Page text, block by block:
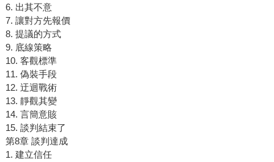
6. 出其不意
7. 讓對方先報價
8. 提議的方式
9. 底線策略
10. 客觀標準
11. 偽裝手段
12. 迂迴戰術
13. 靜觀其變
14. 言簡意賅
15. 談判結束了
第8章 談判達成
1. 建立信任